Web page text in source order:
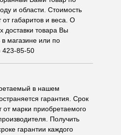
и области. Стоимость
от габаритов и веса. О
доставки товара Вы
в магазине или по
423-85-50
в нашем
гарантия. Срок
от марки приобретаемого
Получить
гарантии каждого